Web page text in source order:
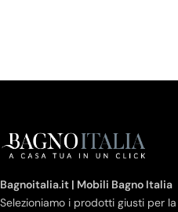
Bagnoitalia.it | Mobili Bagno Italia
Selezioniamo i prodotti giusti per la